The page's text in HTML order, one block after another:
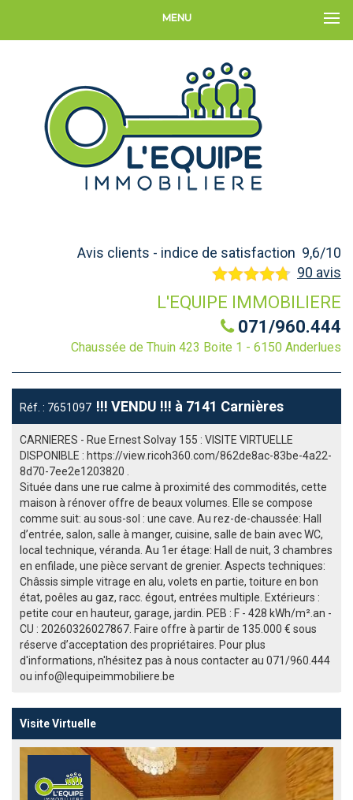
MENU
Avis clients - indice de satisfaction 9,6/10
90 avis
L'EQUIPE IMMOBILIERE
071/960.444
Chaussée de Thuin 423 Boite 1 - 6150 Anderlues
Réf. : 7651097 !!! VENDU !!! à 7141 Carnières
CARNIERES - Rue Ernest Solvay 155 : VISITE VIRTUELLE
DISPONIBLE : https://view.ricoh360.com/862de8ac-83be-4a22-
8d70-7ee2e1203820 .
Située dans une rue calme à proximité des commodités, cette
maison à rénover offre de beaux volumes. Elle se compose
comme suit: au sous-sol : une cave. Au rez-de-chaussée: Hall
d’entrée, salon, salle à manger, cuisine, salle de bain avec WC,
local technique, véranda. Au 1er étage: Hall de nuit, 3 chambres
en enfilade, une pièce servant de grenier. Aspects techniques:
Châssis simple vitrage en alu, volets en partie, toiture en bon
état, poêles au gaz, racc. égout, entrées multiple. Extérieurs :
petite cour en hauteur, garage, jardin. PEB : F - 428 kWh/m².an -
CU : 20260326027867. Faire offre à partir de 135.000 € sous
réserve d’acceptation des propriétaires. Pour plus
d'informations, n'hésitez pas à nous contacter au 071/960.444
ou info@lequipeimmobiliere.be
Visite Virtuelle